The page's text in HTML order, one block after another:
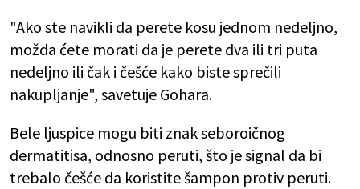
"Ako ste navikli da perete kosu jednom nedeljno,
možda ćete morati da je perete dva ili tri puta
nedeljno ili čak i češće kako biste sprečili
nakupljanje", savetuje Gohara.
Bele ljuspice mogu biti znak seboroičnog
dermatitisa, odnosno peruti, što je signal da bi
trebalo češće da koristite šampon protiv peruti.